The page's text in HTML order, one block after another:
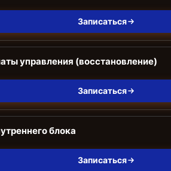
Записаться
управления (восстановление)
Записаться
блока
Записаться